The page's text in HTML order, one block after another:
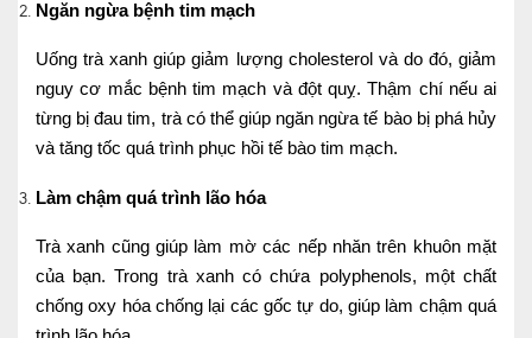
Nội soi tiêu hóa
Các gói khám sức khỏe
Gói quản lý mạn tính
Dịch vụ ưu đãi đặc biệt
Ngăn ngừa bệnh tim mạch
Uống trà xanh giúp giảm lượng cholesterol và do đó, giảm
nguy cơ mắc bệnh tim mạch và đột quỵ. Thậm chí nếu ai
từng bị đau tim, trà có thể giúp ngăn ngừa tế bào bị phá hủy
và tăng tốc quá trình phục hồi tế bào tim mạch.
Làm chậm quá trình lão hóa
Trà xanh cũng giúp làm mờ các nếp nhăn trên khuôn mặt
của bạn. Trong trà xanh có chứa polyphenols, một chất
chống oxy hóa chống lại các gốc tự do, giúp làm chậm quá